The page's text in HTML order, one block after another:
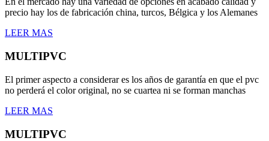
precio hay los de fabricación china, turcos, Bélgica y los Alemanes
LEER MAS
MULTIPVC
El primer aspecto a considerar es los años de garantía en que el pvc
no perderá el color original, no se cuartea ni se forman manchas
LEER MAS
MULTIPVC